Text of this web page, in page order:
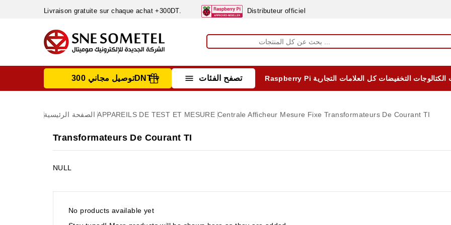
Livraison gratuite sur chaque achat +300DT. Distributeur officiel
 تصفح الفئات Raspberry Pi كل العلامات التجارية التخفيضات الكتالوجات توصيل مجاني 300DNT +
الصفحة الرئيسية APPAREILS DE TEST ET MESURE Centrale Afficheur Mesure Fixe Transformateurs De Courant TI
Transformateurs De Courant TI
NULL
No products available yet